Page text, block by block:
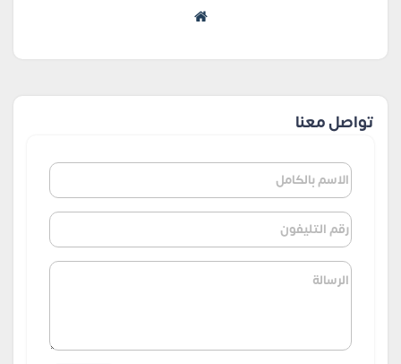
تواصل معنا